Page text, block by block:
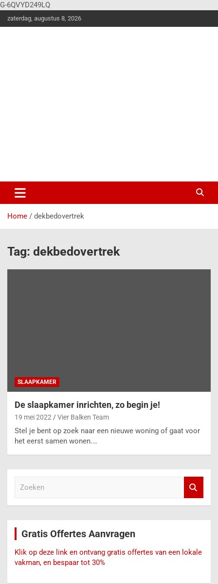
G-6QVYD249LQ
zaterdag, augustus 8, 2026
Home dekbedovertrek
Tag: dekbedovertrek
SLAAPKAMER
De slaapkamer inrichten, zo begin je!
19 mei 2022 Vier Balken Team
Stel je bent op zoek naar een nieuwe woning of gaat voor
het eerst samen wonen.…
Gratis Offertes Aanvragen
Klik op deze link en ontvang gratis offertes van een lokale
vakman, en bespaar tot 30%